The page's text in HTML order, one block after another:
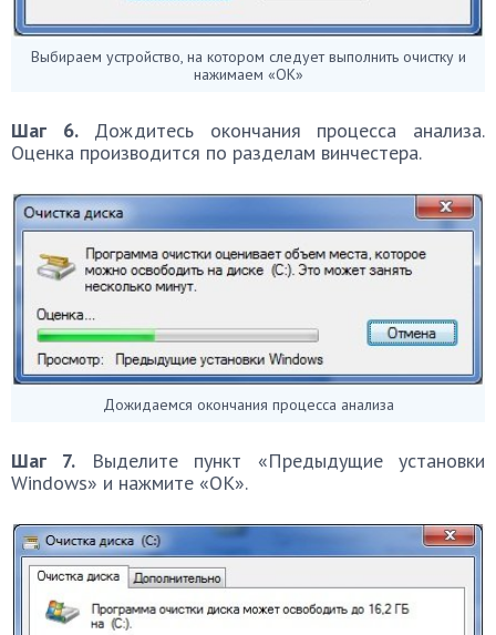
Выбираем устройство, на котором следует выполнить очистку и
нажимаем «ОК»
Шаг 6.Дождитесь окончания процесса анализа.
Оценка производится по разделам винчестера.
Дожидаемся окончания процесса анализа
Шаг 7. Выделите пункт «Предыдущие установки
Windows» и нажмите «ОК».